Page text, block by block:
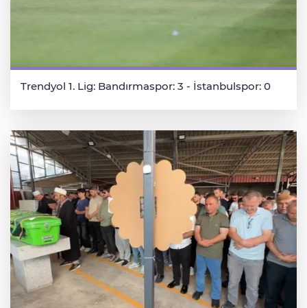
Trendyol 1. Lig: Bandırmaspor: 3 - İstanbulspor: 0